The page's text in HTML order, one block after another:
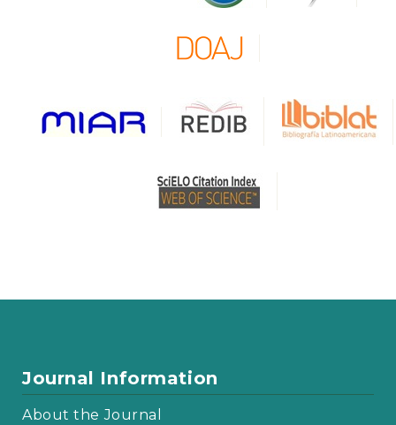
Journal Information
About the Journal